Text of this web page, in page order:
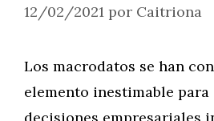
12/02/2021 por Caitriona
Los macrodatos se han
elemento inestimable